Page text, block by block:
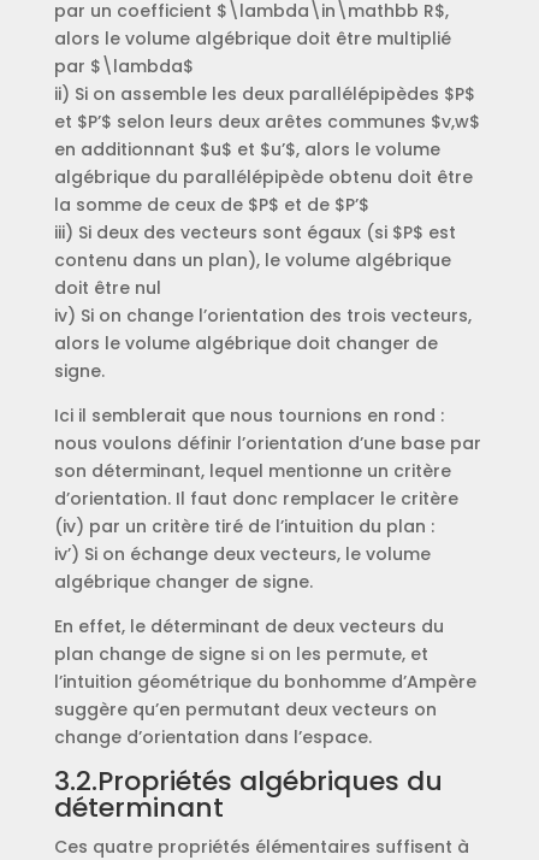
par un coefficient $\lambda\in\mathbb R$,
alors le volume algébrique doit être multiplié
par $\lambda$
ii) Si on assemble les deux parallélépipèdes $P$
et $P’$ selon leurs deux arêtes communes $v,w$
en additionnant $u$ et $u’$, alors le volume
algébrique du parallélépipède obtenu doit être
la somme de ceux de $P$ et de $P’$
iii) Si deux des vecteurs sont égaux (si $P$ est
contenu dans un plan), le volume algébrique
doit être nul
iv) Si on change l’orientation des trois vecteurs,
alors le volume algébrique doit changer de
signe.
Ici il semblerait que nous tournions en rond :
nous voulons définir l’orientation d’une base par
son déterminant, lequel mentionne un critère
d’orientation. Il faut donc remplacer le critère
(iv) par un critère tiré de l’intuition du plan :
iv’) Si on échange deux vecteurs, le volume
algébrique changer de signe.
En effet, le déterminant de deux vecteurs du
plan change de signe si on les permute, et
l’intuition géométrique du bonhomme d’Ampère
suggère qu’en permutant deux vecteurs on
change d’orientation dans l’espace.
3.2.Propriétés algébriques du
déterminant
Ces quatre propriétés élémentaires suffisent à